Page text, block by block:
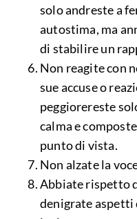
solo andreste a
autostima, ma
di stabilire un
Non reagite con
sue accuse o
peggiorereste
calma e
punto di vista.
Non alzate la
Abbiate rispetto
denigrate aspetti